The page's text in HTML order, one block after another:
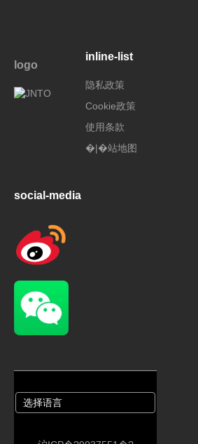
logo
inline-list
隐私政策
Cookie政策
使用条款
�|�站地图
social-media